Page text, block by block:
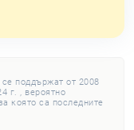
поддържат от 2008
г. , вероятно
която са последните